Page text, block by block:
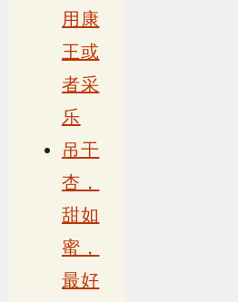
用康
王或
者采
乐
吊干
杏，
甜如
蜜，
最好